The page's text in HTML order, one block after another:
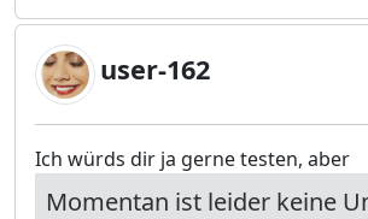
user-162
Ich würds dir ja gerne testen, aber
Momentan ist leider keine